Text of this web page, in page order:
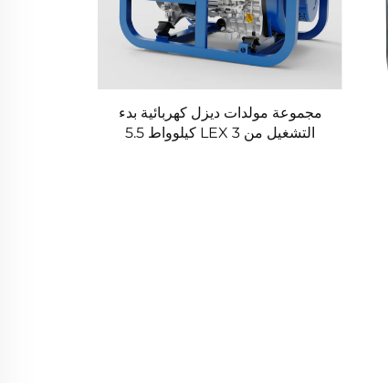
مجموعة مولدات ديزل كهربائية بدء
التشغيل من LEX 3 كيلوواط 5.5